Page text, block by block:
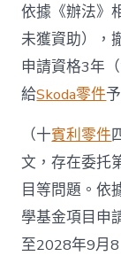
依據《辦法》
未獲資助），
申請資格3年
給Skoda零件
（十賓利零件
文，存在委托
目等問題。依
學基金項目申
至2028年9月